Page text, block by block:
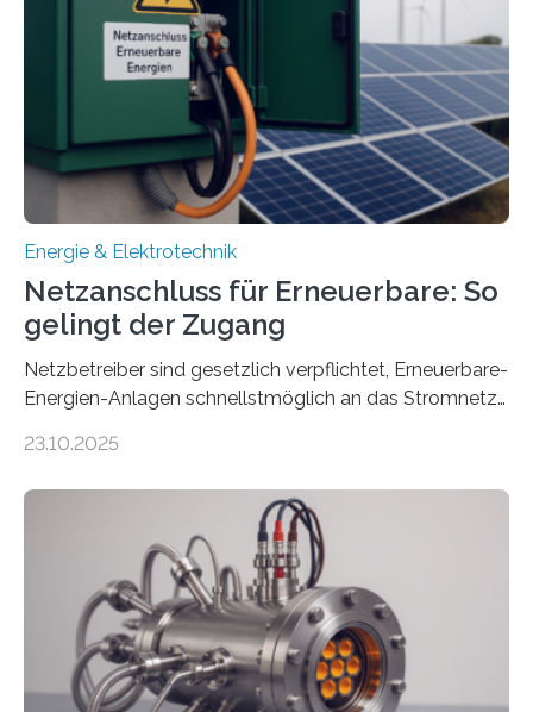
Projekt startete am 15. Oktober 2025, hat eine Laufzeit
von drei Jahren und ein Gesamtvolumen von rund 2,9
Millionen Euro, wovon 2,6 Millionen Euro durch das
Ministerium für Umwelt, Klima und…
Energie & Elektrotechnik
Netzanschluss für Erneuerbare: So
gelingt der Zugang
Netzbetreiber sind gesetzlich verpflichtet, Erneuerbare-
Energien-Anlagen schnellstmöglich an das Stromnetz
ermöglichen. Doch der dafür nötige Netzausbau hinkt
einem „Anschlussstau“. Die Stiftung
Umweltenergierecht hat den Rechtsrahmen in einem
neuen Bericht für die Praxis eingeordnet – inklusive der
Rolle von flexiblen Netzanschlussvereinbarungen. Der
Netzanschluss von Erneuerbare-Energien-Anlagen
(EE-Anlagen) ist entscheidend für die Energiewende.
Denn ohne Anschluss an das Netz kann kein Strom
23.10.2025